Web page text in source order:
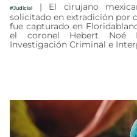
#Judicial
| El cirujano
solicitado en extradición por
fue capturado en
el coronel Hebert Noé
Investigación Criminal e